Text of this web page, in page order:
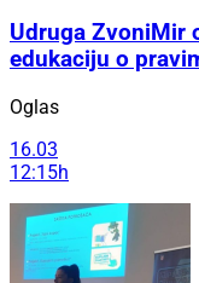
Udruga ZvoniMir
edukaciju o
Oglas
16.03
12:15h